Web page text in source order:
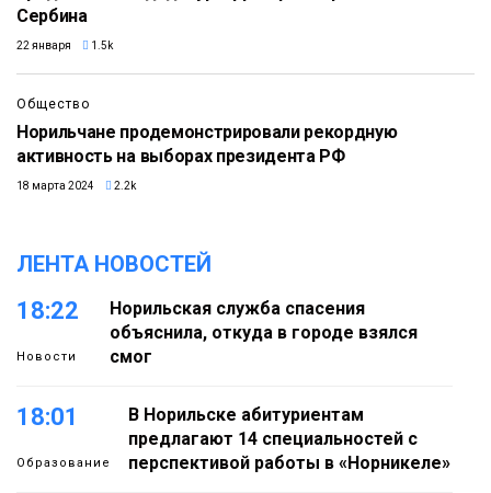
Сербина
22 января 1.5k
Общество
Норильчане продемонстрировали рекордную
активность на выборах президента РФ
18 марта 2024 2.2k
ЛЕНТА НОВОСТЕЙ
18:22
Новости
Норильская служба спасения
объяснила, откуда в городе взялся
смог
18:01
Образование
В Норильске абитуриентам
предлагают 14 специальностей с
перспективой работы в «Норникеле»